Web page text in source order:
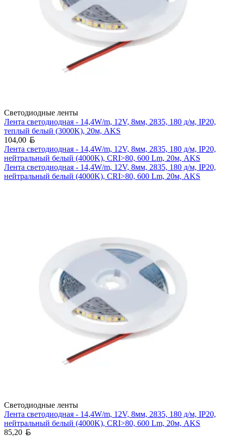
Светодиодные ленты
Лента светодиодная - 14,4W/m, 12V, 8мм, 2835, 180 д/м, IP20,
теплый белый (3000K), 20м, AKS
104,00
Лента светодиодная - 14,4W/m, 12V, 8мм, 2835, 180 д/м, IP20,
нейтральный белый (4000K), CRI>80, 600 Lm, 20м, AKS
Лента светодиодная - 14,4W/m, 12V, 8мм, 2835, 180 д/м, IP20,
нейтральный белый (4000K), CRI>80, 600 Lm, 20м, AKS
Светодиодные ленты
Лента светодиодная - 14,4W/m, 12V, 8мм, 2835, 180 д/м, IP20,
нейтральный белый (4000K), CRI>80, 600 Lm, 20м, AKS
85,20